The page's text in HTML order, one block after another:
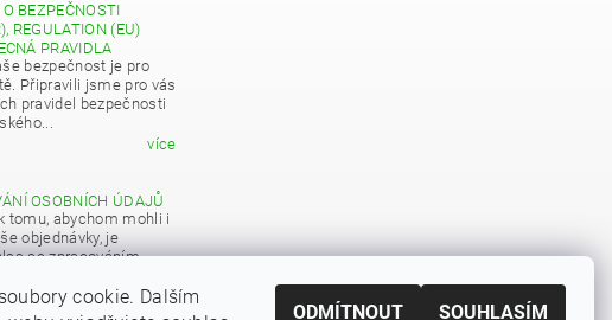
BEZPEČNOSTI
REGULATION (EU)
PRAVIDLA
bezpečnost je pro
Připravili jsme pro vás
pravidel bezpečnosti
více
OSOBNÍCH ÚDAJŮ
tomu, abychom mohli i
objednávky, je
se zpracováním
více
cookie. Dalším
ODMÍTNOUT SOUHLASÍM